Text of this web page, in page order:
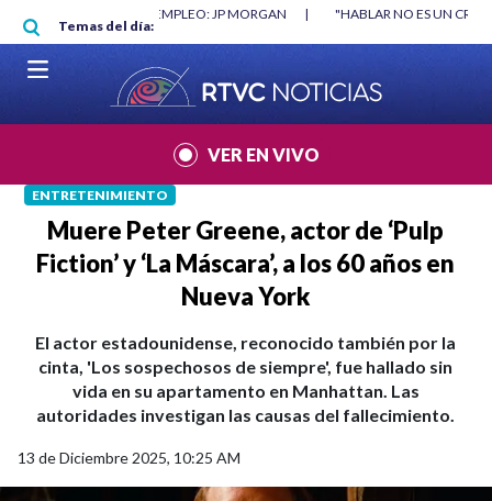
Pasar al contenido principal
Temas del día:
EMPLEO: JP MORGAN |
"HABLAR NO ES UN CRIMEN": CARTA
|
VER EN VIVO
ENTRETENIMIENTO
Muere Peter Greene, actor de ‘Pulp
Fiction’ y ‘La Máscara’, a los 60 años en
Nueva York
El actor estadounidense, reconocido también por la
cinta, 'Los sospechosos de siempre', fue hallado sin
vida en su apartamento en Manhattan. Las
autoridades investigan las causas del fallecimiento.
13 de Diciembre 2025, 10:25 AM